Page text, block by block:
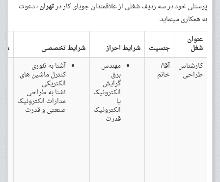
پرسنلی خود در سه ردیف شغلی از علاقمندان جویای کار درتهران، دعوت
به همکاری مینماید.
عنوان
شغل جنسیت شرایط احراز شرایط تخصصی
کارشناس
طراحی
آقا/
خانم
مهندس
برق
گرایش
الکترونیک
یا
الکترونیک
قدرت
آشنا به تئوری
کنترل ماشین های
الکتریکی
آشنا به طراحی
مدارات الکترونیک
صنعتی و قدرت